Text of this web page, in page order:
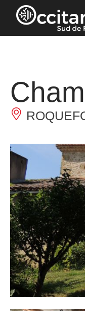
Cookies management